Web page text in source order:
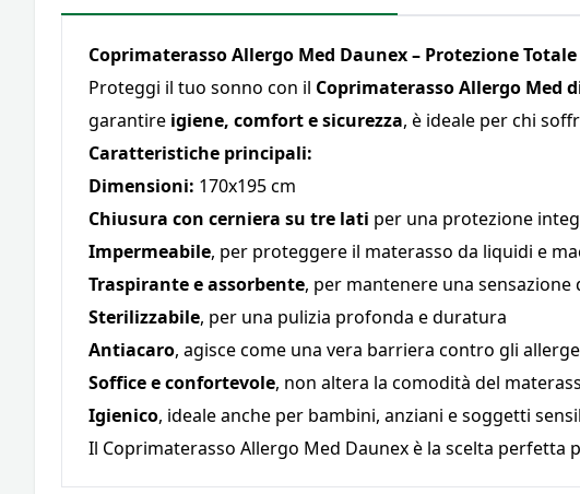
Coprimaterasso Allergo Med Daunex – Protezione
Proteggi il tuo sonno con il Coprimaterasso Allergo Med
garantire igiene, comfort e sicurezza, è ideale per chi
Caratteristiche principali:
Dimensioni: 170x195 cm
Chiusura con cerniera su tre lati per una protezione
Impermeabile, per proteggere il materasso da liquidi e
Traspirante e assorbente, per mantenere una
Sterilizzabile, per una pulizia profonda e duratura
Antiacaro, agisce come una vera barriera contro gli
Soffice e confortevole, non altera la comodità del
Igienico, ideale anche per bambini, anziani e soggetti
Il Coprimaterasso Allergo Med Daunex è la scelta perfetta